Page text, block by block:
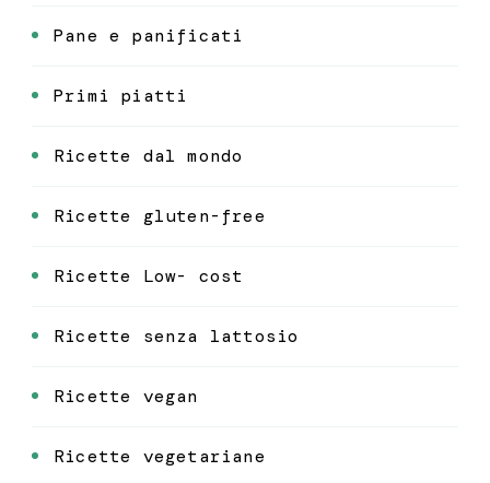
Pane e panificati
Primi piatti
Ricette dal mondo
Ricette gluten-free
Ricette Low- cost
Ricette senza lattosio
Ricette vegan
Ricette vegetariane